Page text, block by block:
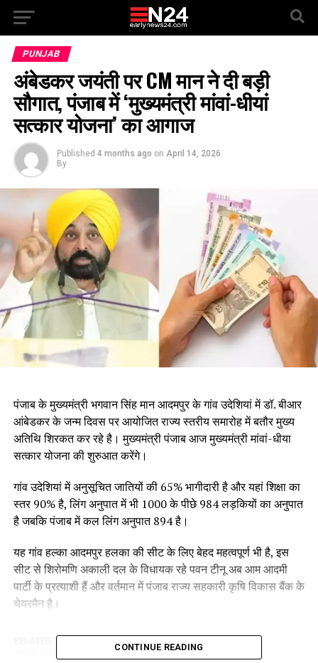
PUNJAB
अंबेडकर जयंती पर CM मान ने दी बड़ी
सौगात, पंजाब में ‘मुख्यमंत्री मांवां-धीयां
सत्कार योजना’ का आगाज
Published 4 months ago on April 14, 2026
By
पंजाब के मुख्यमंत्री भगवान सिंह मान आदमपुर के गांव उदेशियां में डॉ. बीआर
आंबेडकर के जन्म दिवस पर आयोजित राज्य स्तरीय समारोह में बतौर मुख्य
अतिथि शिरकत कर रहे है। मुख्यमंत्री पंजाब आज मुख्यमंत्री मांवां-धीया
सत्कार योजना की शुरुआत करेंगे।
गांव उदेशियां में अनुसूचित जातियों की 65% भागीदारी है और यहां शिक्षा का
स्तर 90% है, लिंग अनुपात में भी 1000 के पीछे 984 लड़कियों का अनुपात
है जबकि पंजाब में कल लिंग अनुपात 894 है।
यह गांव हल्का आदमपुर हलका की सीट के लिए बेहद महत्वपूर्ण भी है, इस
सीट से शिरोमणि अकाली दल के विधायक रहे पवन टीनू अब आम आदमी
पार्टी के प्रत्याशी हैं और वर्तमान में पंजाब राज्य सहकारी कृषि विकास बैंक के
चेयरमैन है।
RELATED TOPICS:
CONTINUE READING